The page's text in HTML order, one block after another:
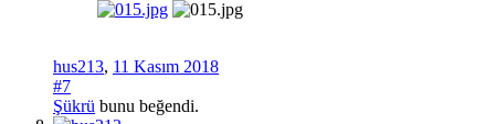
hus213, 11 Kasım 2018
#7
Şükrü bunu beğendi.